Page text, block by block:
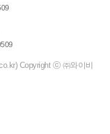
Copyright ⓒ ㈜와이비